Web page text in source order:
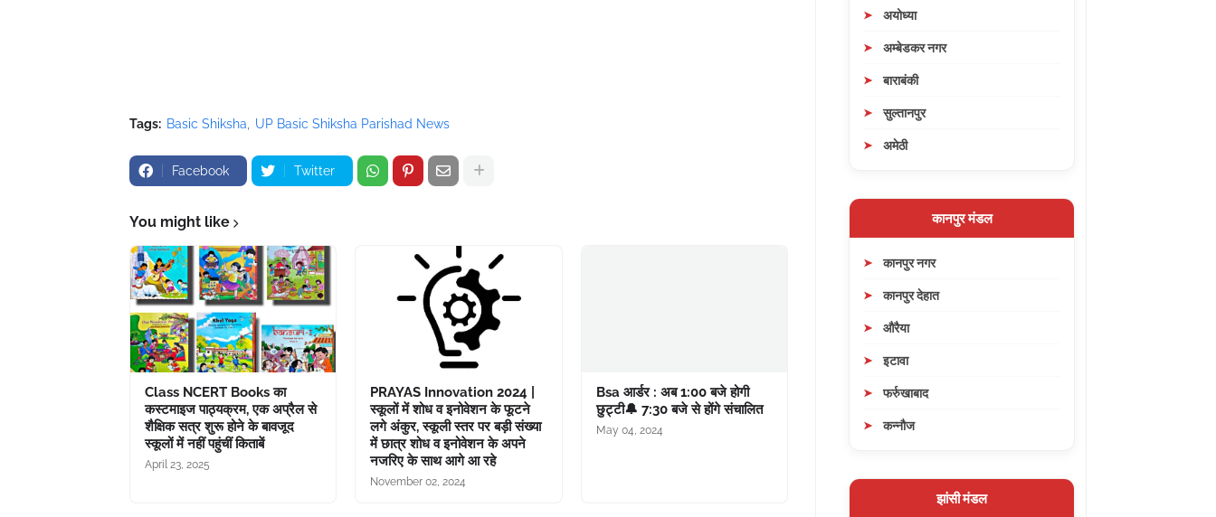
Tags: Basic Shiksha UP Basic Shiksha Parishad News
Facebook Twitter
You might like
Class NCERT Books का
कस्टमाइज पाठ्यक्रम, एक अप्रैल से
शैक्षिक सत्र शुरू होने के बावजूद
स्कूलों में नहीं पहुंचीं किताबें
April 23, 2025
PRAYAS Innovation 2024 |
स्कूलों में शोध व इनोवेशन के फूटने
लगे अंकुर, स्कूली स्तर पर बड़ी संख्या
में छात्र शोध व इनोवेशन के अपने
नजरिए के साथ आगे आ रहे
November 02, 2024
Bsa आर्डर : अब 1:00 बजे होगी
छुट्टी🔔 7:30 बजे से होंगे संचालित
May 04, 2024
अयोध्या
अम्बेडकर नगर
बाराबंकी
सुल्तानपुर
अमेठी
कानपुर मंडल
कानपुर नगर
कानपुर देहात
औरैया
इटावा
फर्रुखाबाद
कन्नौज
झांसी मंडल